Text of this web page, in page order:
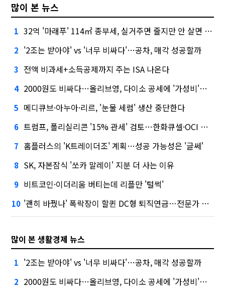
많이 본 뉴스
1 32억 '마래푸' 114㎡ 종부세, 실거주면 줄지만 안 살면 2.5배
2 '2조는 받아야' vs '너무 비싸다'…공차, 매각 성공할까
3 전액 비과세+소득공제까지 주는 ISA 나온다
4 2000원도 비싸다…올리브영, 다이소 공세에 '가성비'로 맞불
5 메디큐브·아누아·리르, '눈물 세럼' 생산 중단한다
6 트럼프, 폴리실리콘 '15% 관세' 검토…한화큐셀·OCI 영향은?
7 홈플러스의 'K트레이더조' 계획…성공 가능성은 '글쎄'
8 SK, 자본잠식 '쏘카 말레이' 지분 더 사는 이유
9 비트코인·이더리움 버티는데 리플만 '털썩'
10 '괜히 바꿨나' 폭락장이 할퀸 DC형 퇴직연금…전문가 조언은
많이 본 생활경제 뉴스
1 '2조는 받아야' vs '너무 비싸다'…공차, 매각 성공할까
2 2000원도 비싸다…올리브영, 다이소 공세에 '가성비'로 맞불